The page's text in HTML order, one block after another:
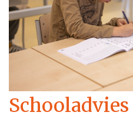
Schooladvies